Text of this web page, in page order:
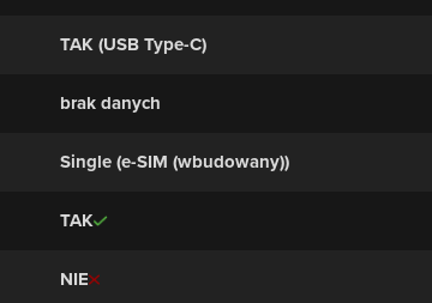
TAK (USB Type-C)
brak danych
Single (e-SIM (wbudowany))
TAK
NIE